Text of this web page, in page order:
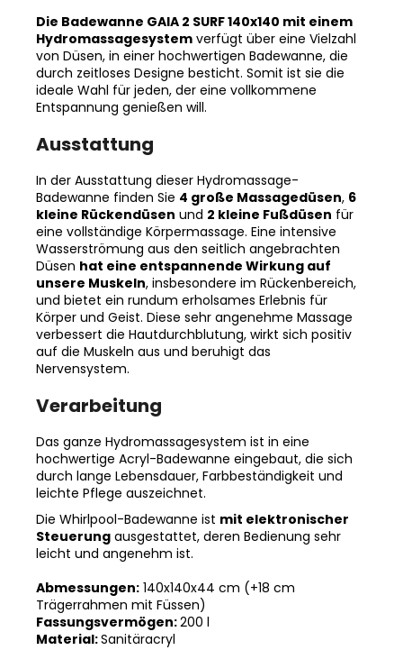
Die Badewanne GAIA 2 SURF 140x140 mit einem
Hydromassagesystem verfügt über eine Vielzahl
von Düsen, in einer hochwertigen Badewanne, die
durch zeitloses Designe besticht. Somit ist sie die
ideale Wahl für jeden, der eine vollkommene
Entspannung genießen will.
Ausstattung
In der Ausstattung dieser Hydromassage-
Badewanne finden Sie 4 große Massagedüsen, 6
kleine Rückendüsen und 2 kleine Fußdüsen für
eine vollständige Körpermassage. Eine intensive
Wasserströmung aus den seitlich angebrachten
Düsen hat eine entspannende Wirkung auf
unsere Muskeln, insbesondere im Rückenbereich,
und bietet ein rundum erholsames Erlebnis für
Körper und Geist. Diese sehr angenehme Massage
verbessert die Hautdurchblutung, wirkt sich positiv
auf die Muskeln aus und beruhigt das
Nervensystem.
Verarbeitung
Das ganze Hydromassagesystem ist in eine
hochwertige Acryl-Badewanne eingebaut, die sich
durch lange Lebensdauer, Farbbeständigkeit und
leichte Pflege auszeichnet.
Die Whirlpool-Badewanne ist mit elektronischer
Steuerung ausgestattet, deren Bedienung sehr
leicht und angenehm ist.
Abmessungen: 140x140x44 cm (+18 cm
Trägerrahmen mit Füssen)
Fassungsvermögen:200 l
Material:Sanitäracryl